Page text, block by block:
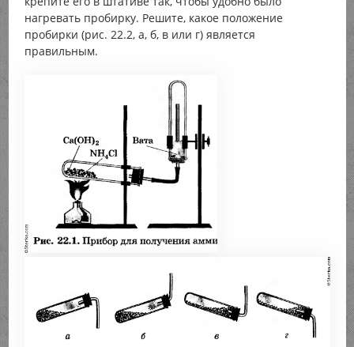
нагревать пробирку. Решите, какое положение
пробирки (рис. 22.2, а, б, в или г) является
правильным.